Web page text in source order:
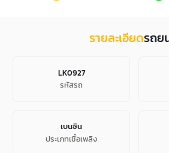
รายละเอียดรถย
LK0927
รหัสรถ
เบนซิน
ประเภทเชื้อเพลิง